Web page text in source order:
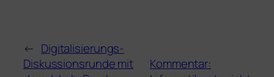
← Digitalisierungs-
Diskussionsrunde mit
Kommentar: